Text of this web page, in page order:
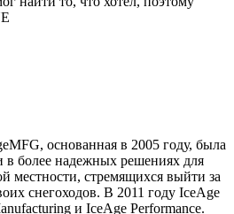
основанная в 2005 году, была
в более надежных решениях для
местности, стремящихся выйти за
снегоходов. В 2011 году IceAge
и IceAge Performance.